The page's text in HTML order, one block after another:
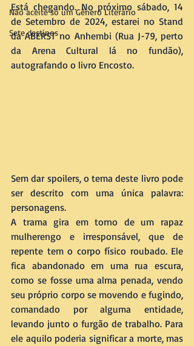
Não aceite só um Gênero Literário
Sete destinos
Está chegando. No próximo sábado, 14
de Setembro de 2024, estarei no Stand
da ABERST no Anhembi (Rua J-79, perto
da Arena Cultural lá no fundão),
autografando o livro Encosto.
Sem dar spoilers, o tema deste livro pode
ser descrito com uma única palavra:
personagens.
A trama gira em torno de um rapaz
mulherengo e irresponsável, que de
repente tem o corpo físico roubado. Ele
fica abandonado em uma rua escura,
como se fosse uma alma penada, vendo
seu próprio corpo se movendo e fugindo,
comandado por alguma entidade,
levando junto o furgão de trabalho. Para
ele aquilo poderia significar a morte, mas